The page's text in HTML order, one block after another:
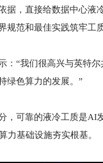
据，直接给数据中心
规范和最佳实践筑牢
：“我们很高兴与英特
绿色算力的发展。”
，可靠的液冷工质是
力基础设施夯实根基。